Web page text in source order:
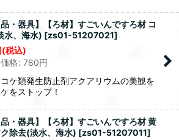
品・器具】【ろ材】すごいんですろ材 コ
水、海水) [zs01-51207021]
(税込)
格: 780円
ケ類発生防止剤アクアリウムの美観を
をストップ！
品・器具】【ろ材】すごいんですろ材 黄
除去(淡水、海水) [zs01-51207011]